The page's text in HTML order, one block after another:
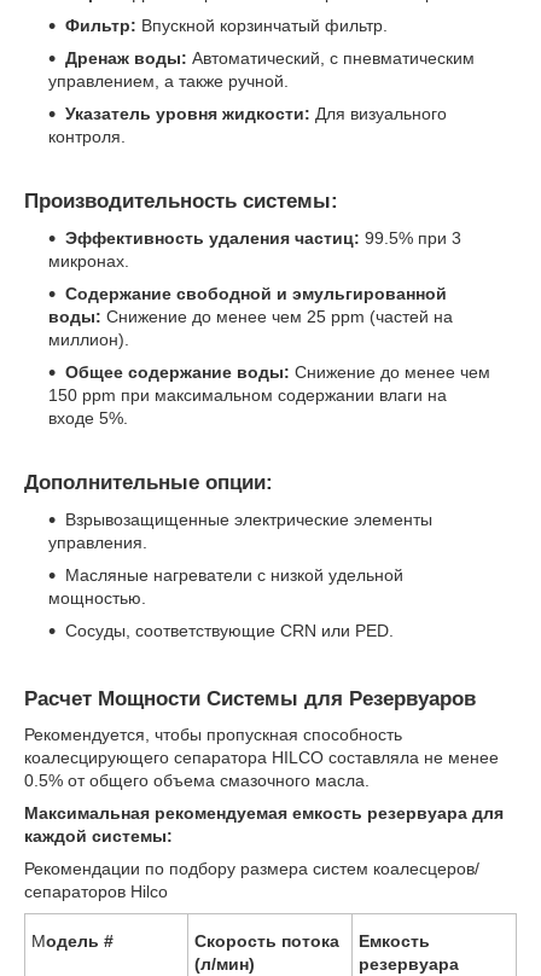
Фильтр: Впускной корзинчатый фильтр.
Дренаж воды: Автоматический, с пневматическим
управлением, а также ручной.
Указатель уровня жидкости: Для визуального
контроля.
Производительность системы:
Эффективность удаления частиц: 99.5% при 3
микронах.
Содержание свободной и эмульгированной
воды: Снижение до менее чем 25 ppm (частей на
миллион).
Общее содержание воды: Снижение до менее чем
150 ppm при максимальном содержании влаги на
входе 5%.
Дополнительные опции:
Взрывозащищенные электрические элементы
управления.
Масляные нагреватели с низкой удельной
мощностью.
Сосуды, соответствующие CRN или PED.
Расчет Мощности Системы для Резервуаров
Рекомендуется, чтобы пропускная способность
коалесцирующего сепаратора HILCO составляла не менее
0.5% от общего объема смазочного масла.
Максимальная рекомендуемая емкость резервуара для
каждой системы:
Рекомендации по подбору размера систем коалесцеров/
сепараторов Hilco
Модель #
Скорость потока
(л/мин)
Емкость
резервуара